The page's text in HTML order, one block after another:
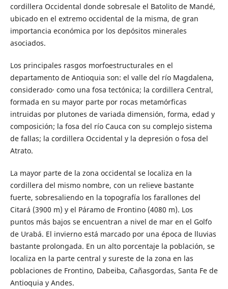
cordillera Occidental donde sobresale el Batolito de Mandé,
ubicado en el extremo occidental de la misma, de gran
importancia económica por los depósitos minerales
asociados.
Los principales rasgos morfoestructurales en el
departamento de Antioquia son: el valle del río Magdalena,
considerado· como una fosa tectónica; la cordillera Central,
formada en su mayor parte por rocas metamórficas
intruidas por plutones de variada dimensión, forma, edad y
composición; la fosa del río Cauca con su complejo sistema
de fallas; la cordillera Occidental y la depresión o fosa del
Atrato.
La mayor parte de la zona occidental se localiza en la
cordillera del mismo nombre, con un relieve bastante
fuerte, sobresaliendo en la topografía los farallones del
Citará (3900 m) y el Páramo de Frontino (4080 m). Los
puntos más bajos se encuentran a nivel de mar en el Golfo
de Urabá. El invierno está marcado por una época de lluvias
bastante prolongada. En un alto porcentaje la población, se
localiza en la parte central y sureste de la zona en las
poblaciones de Frontino, Dabeiba, Cañasgordas, Santa Fe de
Antioquia y Andes.